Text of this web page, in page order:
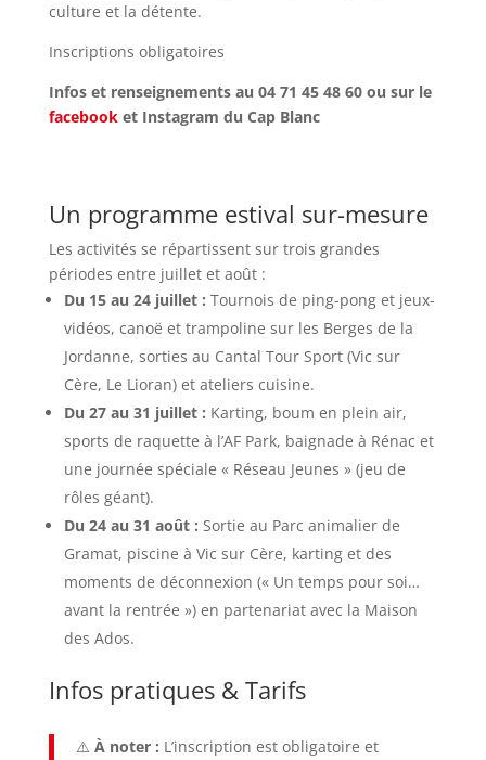
culture et la détente.
Inscriptions obligatoires
Infos et renseignements au 04 71 45 48 60 ou sur le
facebooket Instagram du Cap Blanc
Un programme estival sur-mesure
Les activités se répartissent sur trois grandes
périodes entre juillet et août :
Du 15 au 24 juillet : Tournois de ping-pong et jeux-
vidéos, canoë et trampoline sur les Berges de la
Jordanne, sorties au Cantal Tour Sport (Vic sur
Cère, Le Lioran) et ateliers cuisine.
Du 27 au 31 juillet : Karting, boum en plein air,
sports de raquette à l’AF Park, baignade à Rénac et
une journée spéciale « Réseau Jeunes » (jeu de
rôles géant).
Du 24 au 31 août : Sortie au Parc animalier de
Gramat, piscine à Vic sur Cère, karting et des
moments de déconnexion (« Un temps pour soi…
avant la rentrée ») en partenariat avec la Maison
des Ados.
Infos pratiques & Tarifs
⚠️ À noter : L’inscription est obligatoire et